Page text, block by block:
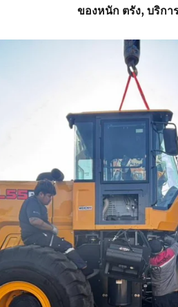
ของหนัก ตรัง, บริก